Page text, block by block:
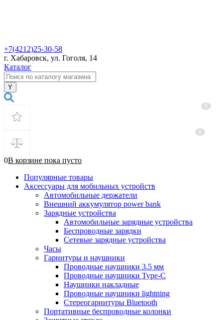
+7(4212)25-30-58
г. Хабаровск, ул. Гоголя, 14
Каталог
0В корзине пока пусто
Популярные товары
Аксессуары для мобильных устройств
Автомобильные держатели
Внешний аккумулятор power bank
Зарядные устройства
Автомобильные зарядные устройства
Беспроводные зарядки
Сетевые зарядные устройства
Часы
Гарнитуры и наушники
Проводные наушники 3.5 мм
Проводные наушники Type-C
Наушники накладные
Проводные наушники lightning
Стереогарнитуры Bluetooth
Портативные беспроводные колонки